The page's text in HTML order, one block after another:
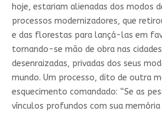
hoje, estariam alienadas dos modos
processos modernizadores, que
e das florestas para lançá-las em
tornando-se mão de obra nas
desenraizadas, privadas dos seus
mundo. Um processo, dito de outra
esquecimento comandado: “Se as
vínculos profundos com sua